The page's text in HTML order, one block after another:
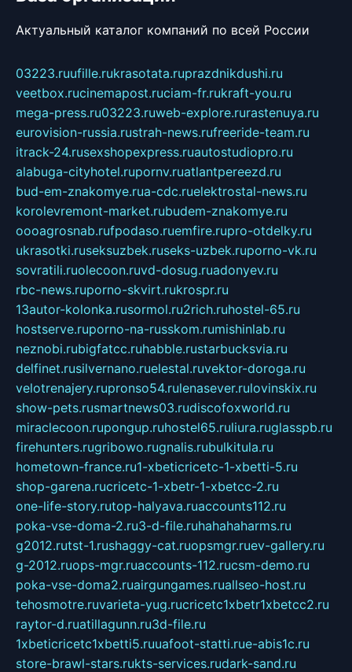
Актуальный каталог компаний по всей России
03223.ruufille.rukrasotata.ruprazdnikdushi.ru
veetbox.rucinemapost.ruciam-fr.rukraft-you.ru
mega-press.ru03223.ruweb-explore.rurastenuya.ru
eurovision-russia.rustrah-news.rufreeride-team.ru
itrack-24.rusexshopexpress.ruautostudiopro.ru
alabuga-cityhotel.rupornv.ruatlantpereezd.ru
bud-em-znakomye.rua-cdc.ruelektrostal-news.ru
korolevremont-market.rubudem-znakomye.ru
oooagrosnab.rufpodaso.ruemfire.rupro-otdelky.ru
ukrasotki.ruseksuzbek.ruseks-uzbek.ruporno-vk.ru
sovratili.ruolecoon.ruvd-dosug.ruadonyev.ru
rbc-news.ruporno-skvirt.rukrospr.ru
13autor-kolonka.rusormol.ru2rich.ruhostel-65.ru
hostserve.ruporno-na-russkom.rumishinlab.ru
neznobi.rubigfatcc.ruhabble.rustarbucksvia.ru
delfinet.rusilvernano.ruelestal.ruvektor-doroga.ru
velotrenajery.rupronso54.rulenasever.rulovinskix.ru
show-pets.rusmartnews03.rudiscofoxworld.ru
miraclecoon.rupongup.ruhostel65.ruliura.ruglasspb.ru
firehunters.rugribowo.rugnalis.rubulkitula.ru
hometown-france.ru1-xbeticricetc-1-xbetti-5.ru
shop-garena.rucricetc-1-xbetr-1-xbetcc-2.ru
one-life-story.rutop-halyava.ruaccounts112.ru
poka-vse-doma-2.ru3-d-file.ruhahahaharms.ru
g2012.rutst-1.rushaggy-cat.ruopsmgr.ruev-gallery.ru
g-2012.ruops-mgr.ruaccounts-112.rucsm-demo.ru
poka-vse-doma2.ruairgungames.ruallseo-host.ru
tehosmotre.ruvarieta-yug.rucricetc1xbetr1xbetcc2.ru
raytor-d.ruatillagunn.ru3d-file.ru
1xbeticricetc1xbetti5.ruuafoot-statti.rue-abis1c.ru
store-brawl-stars.rukts-services.rudark-sand.ru